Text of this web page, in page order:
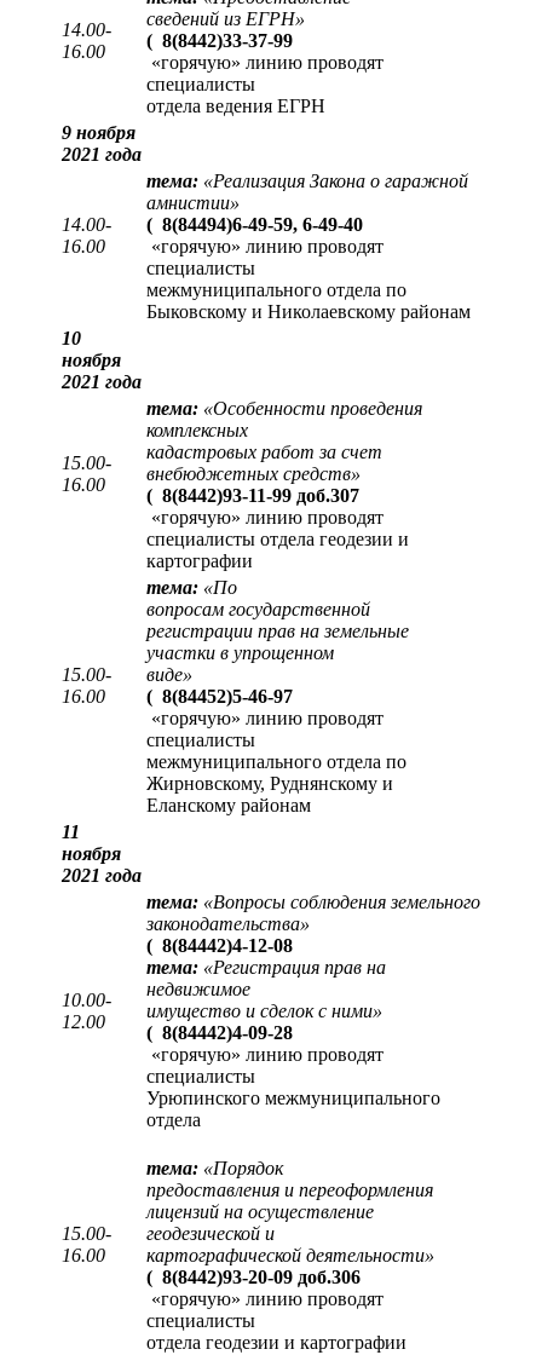
14.00-
16.00
сведений из ЕГРН»
( 8(8442)33-37-99
«горячую» линию проводят
специалисты
отдела ведения ЕГРН
9 ноября
2021 года
14.00-
16.00
тема: «Реализация Закона о гаражной
амнистии»
( 8(84494)6-49-59, 6-49-40
«горячую» линию проводят
специалисты
межмуниципального отдела по
Быковскому и Николаевскому районам
10
ноября
2021 года
15.00-
16.00
тема: «Особенности проведения
комплексных
кадастровых работ за счет
внебюджетных средств»
( 8(8442)93-11-99 доб.307
«горячую» линию проводят
специалисты отдела геодезии и
картографии
15.00-
16.00
тема: «По
вопросам государственной
регистрации прав на земельные
участки в упрощенном
виде»
( 8(84452)5-46-97
«горячую» линию проводят
специалисты
межмуниципального отдела по
Жирновскому, Руднянскому и
Еланскому районам
11
ноября
2021 года
10.00-
12.00
тема: «Вопросы соблюдения земельного
законодательства»
( 8(84442)4-12-08
тема: «Регистрация прав на
недвижимое
имущество и сделок с ними»
( 8(84442)4-09-28
«горячую» линию проводят
специалисты
Урюпинского межмуниципального
отдела
15.00-
16.00
тема: «Порядок
предоставления и переоформления
лицензий на осуществление
геодезической и
картографической деятельности»
( 8(8442)93-20-09 доб.306
«горячую» линию проводят
специалисты
отдела геодезии и картографии